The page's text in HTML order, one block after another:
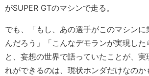
がSUPER GTのマシンで走る。
でも、「もし、あの選手がこのマシンに
んだろう」「こんなデモランが実現した
と、妄想の世界で語っていたことが、実
れができるのは、現状ホンダだけなのか